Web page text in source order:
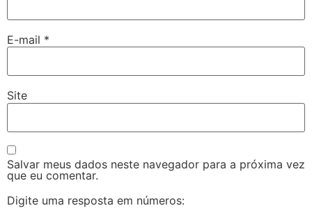
E-mail *
Site
Salvar meus dados neste navegador para a próxima vez
que eu comentar.
Digite uma resposta em números: